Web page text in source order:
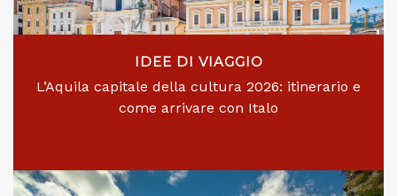
IDEE DI VIAGGIO
L’Aquila capitale della cultura 2026: itinerario e
come arrivare con Italo